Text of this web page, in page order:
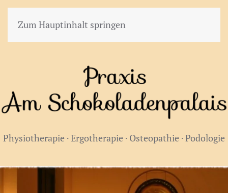
Zum Hauptinhalt springen
Physiotherapie · Ergotherapie · Osteopathie · Podologie